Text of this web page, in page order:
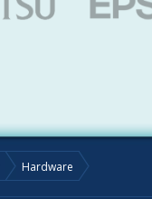
Hardware